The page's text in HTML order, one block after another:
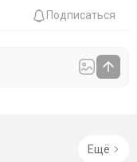
Подписаться
Ещё